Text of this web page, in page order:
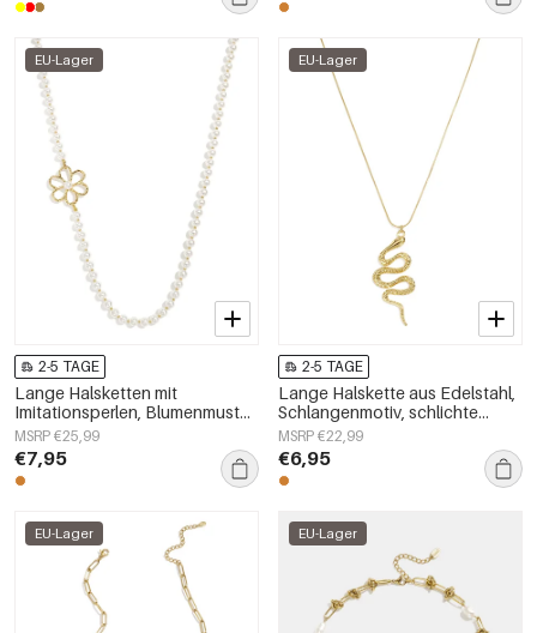
EU-Lager
2-5 TAGE
Lange Halsketten mit
Imitationsperlen, Blumenmuster,
schlichte und elegante
Damenschmuckserie
MSRP €25,99
€7,95
EU-Lager
2-5 TAGE
Lange Halskette aus Edelstahl,
Schlangenmotiv, schlichte
Alltags-Serie, Damenschmuck
MSRP €22,99
€6,95
EU-Lager EU-Lager